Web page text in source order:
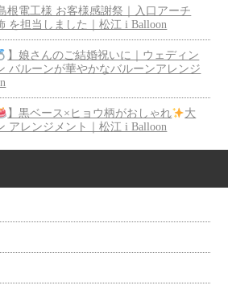
根電工様 お客様感謝祭｜入口アーチ
を担当しました｜松江 i Balloon
】娘さんのご結婚祝いに｜ウェディン
バルーンが華やかなバルーンアレンジ
】黒ベース×ヒョウ柄がおしゃれ
大
アレンジメント｜松江 i Balloon